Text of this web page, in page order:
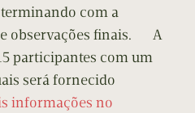
com a
observações finais. A
participantes com um
será fornecido
informações no